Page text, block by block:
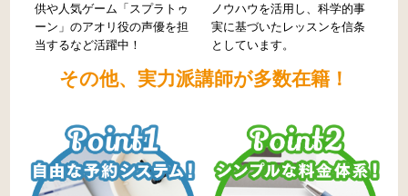
供や人気ゲーム「スプラトゥ
ーン」のアオリ役の声優を担
当するなど活躍中！
ノウハウを活用し、科学的事
実に基づいたレッスンを信条
としています。
その他、実力派講師が多数在籍！